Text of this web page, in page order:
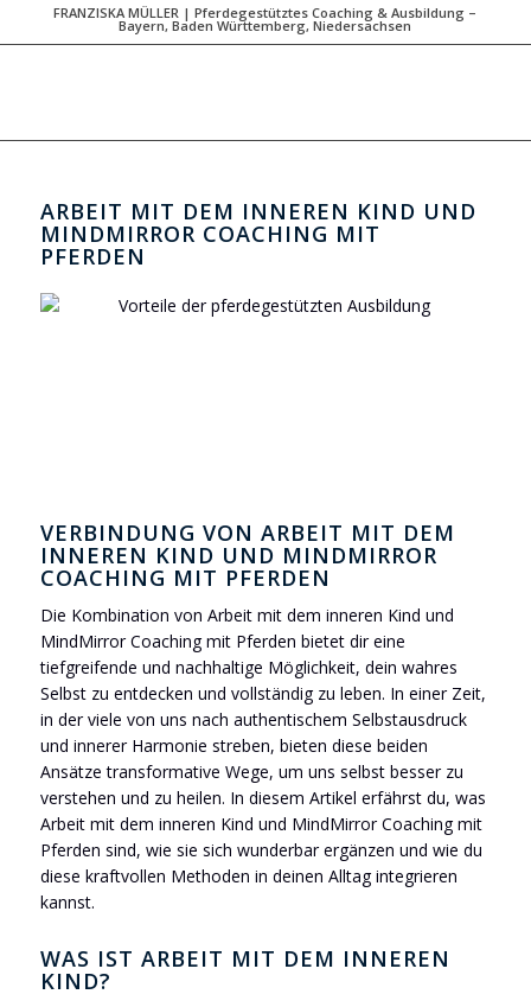
FRANZISKA MÜLLER | Pferdegestütztes Coaching & Ausbildung –
Bayern, Baden Württemberg, Niedersachsen
ARBEIT MIT DEM INNEREN KIND UND
MINDMIRROR COACHING MIT
PFERDEN
VERBINDUNG VON ARBEIT MIT DEM
INNEREN KIND UND MINDMIRROR
COACHING MIT PFERDEN
Die Kombination von Arbeit mit dem inneren Kind und
MindMirror Coaching mit Pferden bietet dir eine
tiefgreifende und nachhaltige Möglichkeit, dein wahres
Selbst zu entdecken und vollständig zu leben. In einer Zeit,
in der viele von uns nach authentischem Selbstausdruck
und innerer Harmonie streben, bieten diese beiden
Ansätze transformative Wege, um uns selbst besser zu
verstehen und zu heilen. In diesem Artikel erfährst du, was
Arbeit mit dem inneren Kind und MindMirror Coaching mit
Pferden sind, wie sie sich wunderbar ergänzen und wie du
diese kraftvollen Methoden in deinen Alltag integrieren
kannst.
WAS IST ARBEIT MIT DEM INNEREN
KIND?